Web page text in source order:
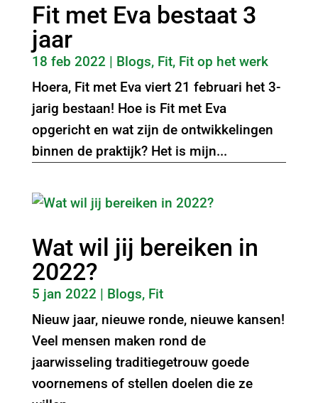
Fit met Eva bestaat 3
jaar
18 feb 2022 | Blogs, Fit, Fit op het werk
Hoera, Fit met Eva viert 21 februari het 3-
jarig bestaan! Hoe is Fit met Eva
opgericht en wat zijn de ontwikkelingen
binnen de praktijk? Het is mijn...
Wat wil jij bereiken in
2022?
5 jan 2022 | Blogs, Fit
Nieuw jaar, nieuwe ronde, nieuwe kansen!
Veel mensen maken rond de
jaarwisseling traditiegetrouw goede
voornemens of stellen doelen die ze